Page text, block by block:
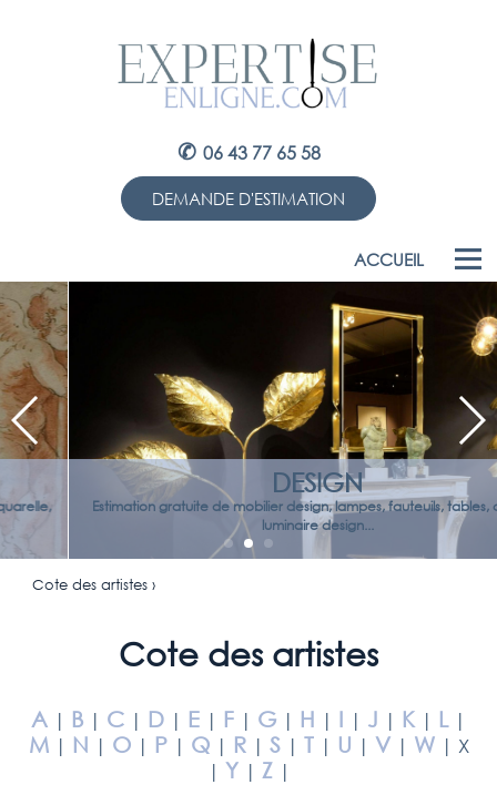
✆ 06 43 77 65 58
DEMANDE D'ESTIMATION
ACCUEIL
DESIGN
Estimation gratuite de mobilier design, lampes, fauteuils, tables, chaises,
luminaire design...
Cote des artistes ›
Cote des artistes
A | B | C | D | E | F | G | H | I | J | K | L|
M| N | O| P| Q| R| S| T| U | V| W| X
| Y| Z |